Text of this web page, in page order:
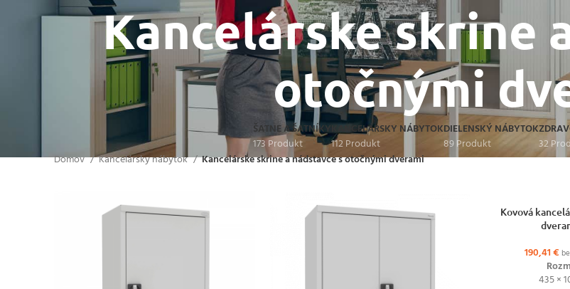
Kancelárske skrine
otočnými
ŠATNE A ŠATNÍKY
173 Produkt
KANCELÁRSKY NÁBYTOK
112 Produkt
DIELENSKÝ NÁBYTOK
89 Produkt
32
Domov
Kancelársky nábytok Kancelárske skrine a nádstavce s otočnými dverami
VÝBER MOŽNOSTÍ
Kovová
190,41€
435 ×